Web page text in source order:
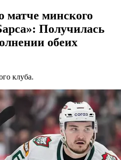
минского
Получилась
обеих
клуба.